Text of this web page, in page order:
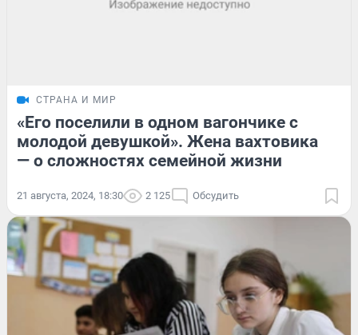
СТРАНА И МИР
«Его поселили в одном вагончике с
молодой девушкой». Жена вахтовика
— о сложностях семейной жизни
21 августа, 2024, 18:30 2 125 Обсудить